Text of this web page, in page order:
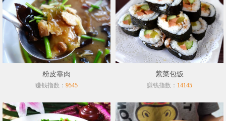
粉皮靠肉
赚钱指数： 9545
紫菜包饭
赚钱指数： 14145